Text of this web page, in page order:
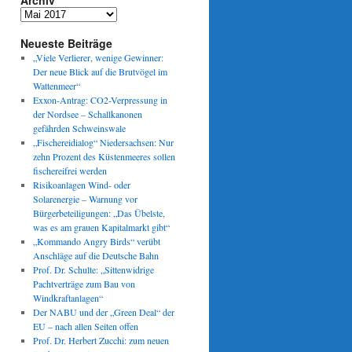
Archiv
Neueste Beiträge
„Viele Verlierer, wenige Gewinner:
Der neue Blick auf die Brutvögel im
Wattenmeer“
Exxon-Antrag: CO2-Verpressung in
der Nordsee – Schallkanonen
gefährden Schweinswale
„Fischereidialog“ Niedersachsen: Nur
zehn Prozent des Küstenmeeres sollen
fischereifrei werden
Risikoanlagen Wind- oder
Solarenergie – Warnung vor
Bürgerbeteiligungen: „Das Übelste,
was es am grauen Kapitalmarkt gibt“
„Kommando Angry Birds“ verübt
Anschläge auf die Deutsche Bahn
Prof. Dr. Schulte: „Sittenwidrige
Pachtverträge zum Bau von
Windkraftanlagen“
Der NABU und der „Green Deal“ der
EU – nach allen Seiten offen
Prof. Dr. Herbert Zucchi: zum neuen